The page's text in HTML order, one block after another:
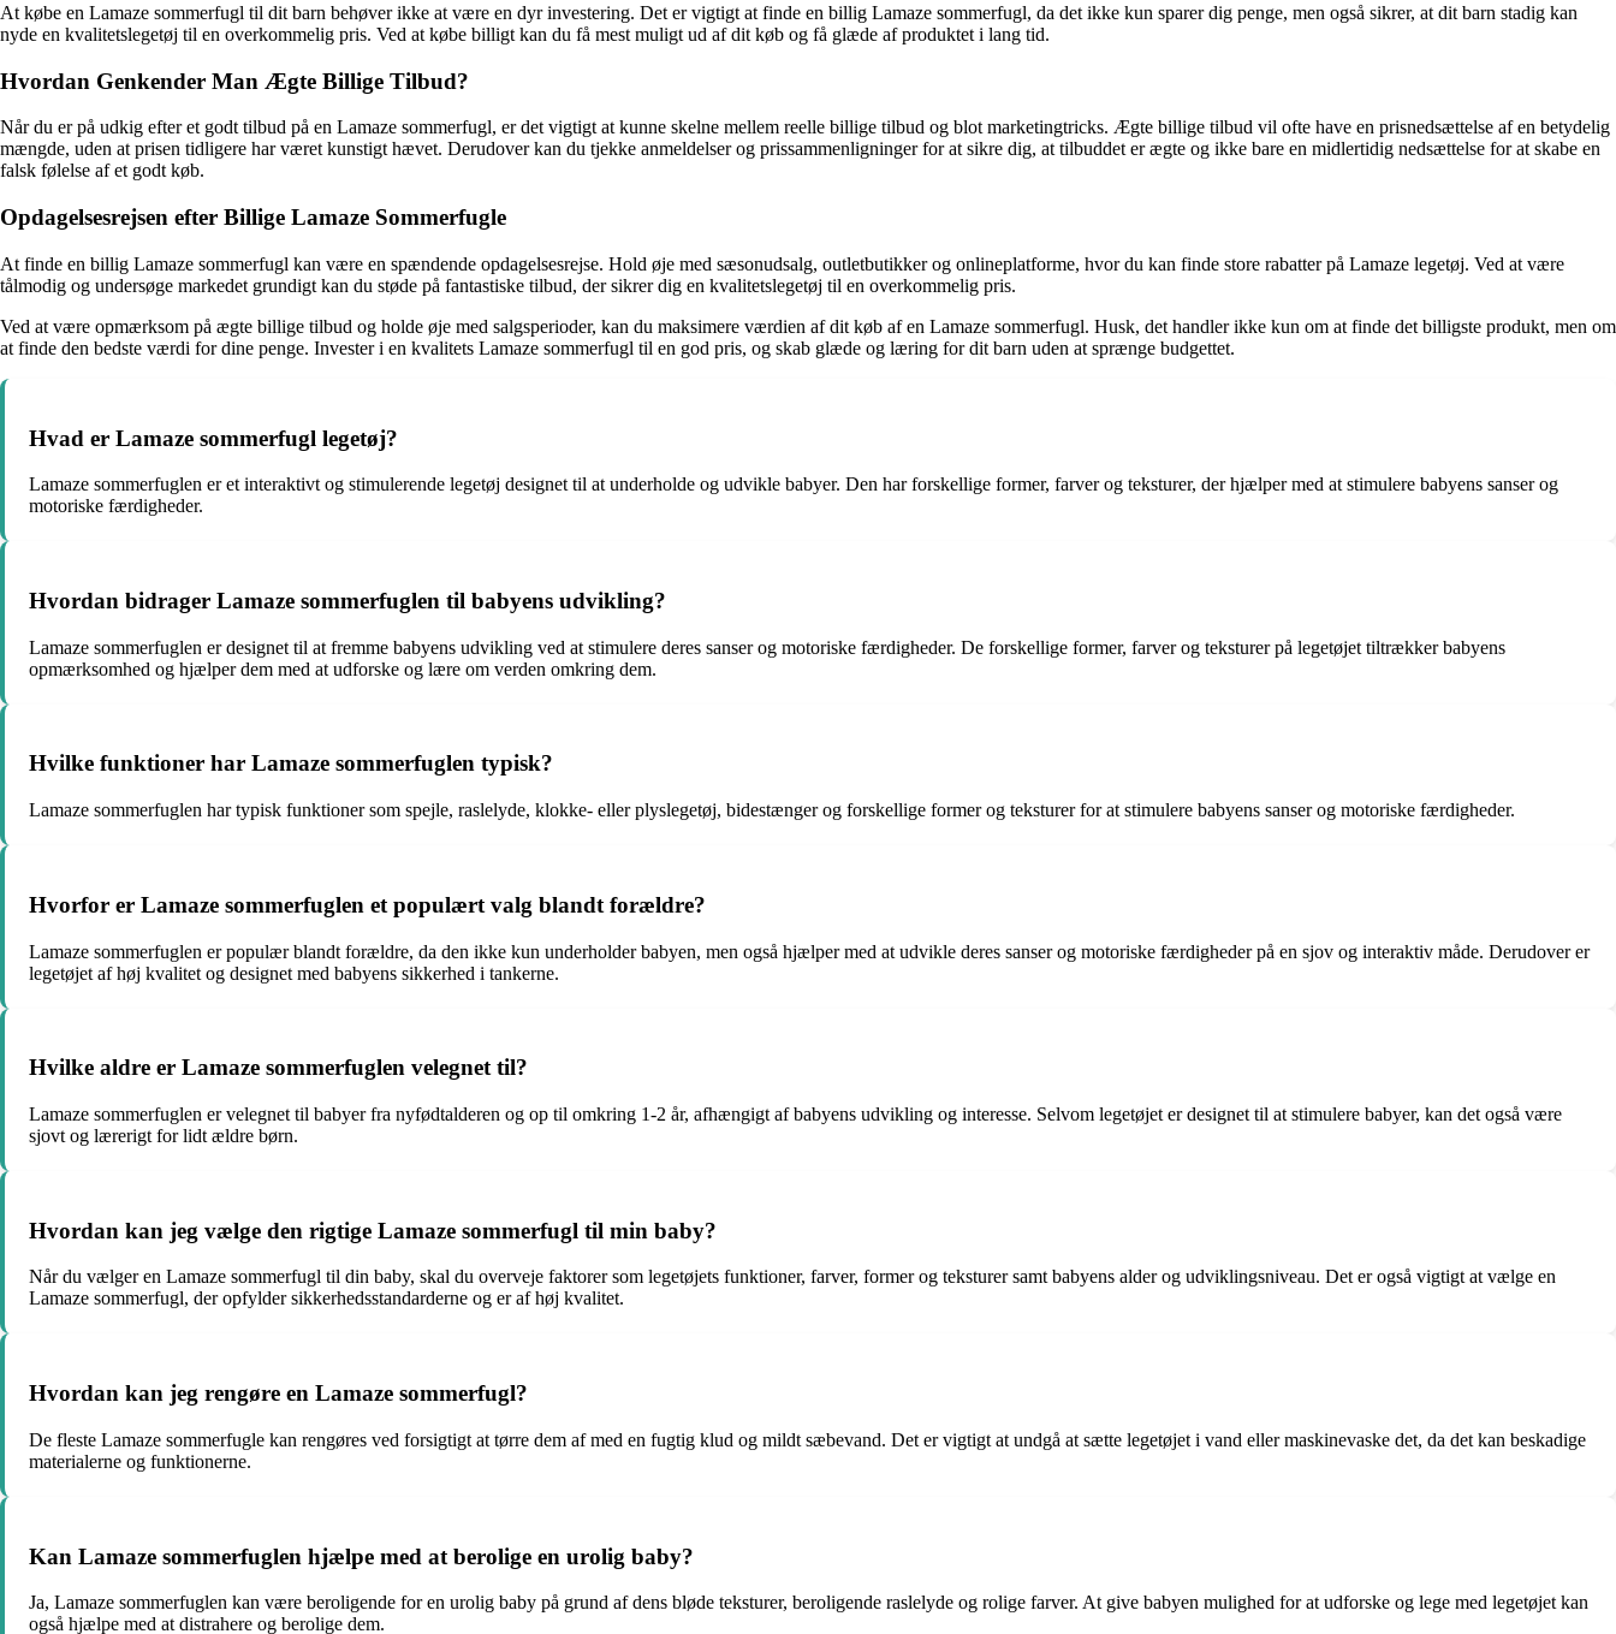
At købe en Lamaze sommerfugl til dit barn behøver ikke at være en dyr investering. Det er vigtigt at finde en billig Lamaze sommerfugl, da det ikke kun sparer dig penge, men også sikrer, at dit barn stadig kan
nyde en kvalitetslegetøj til en overkommelig pris. Ved at købe billigt kan du få mest muligt ud af dit køb og få glæde af produktet i lang tid.
Hvordan Genkender Man Ægte Billige Tilbud?
Når du er på udkig efter et godt tilbud på en Lamaze sommerfugl, er det vigtigt at kunne skelne mellem reelle billige tilbud og blot marketingtricks. Ægte billige tilbud vil ofte have en prisnedsættelse af en betydelig
mængde, uden at prisen tidligere har været kunstigt hævet. Derudover kan du tjekke anmeldelser og prissammenligninger for at sikre dig, at tilbuddet er ægte og ikke bare en midlertidig nedsættelse for at skabe en
falsk følelse af et godt køb.
Opdagelsesrejsen efter Billige Lamaze Sommerfugle
At finde en billig Lamaze sommerfugl kan være en spændende opdagelsesrejse. Hold øje med sæsonudsalg, outletbutikker og onlineplatforme, hvor du kan finde store rabatter på Lamaze legetøj. Ved at være
tålmodig og undersøge markedet grundigt kan du støde på fantastiske tilbud, der sikrer dig en kvalitetslegetøj til en overkommelig pris.
Ved at være opmærksom på ægte billige tilbud og holde øje med salgsperioder, kan du maksimere værdien af dit køb af en Lamaze sommerfugl. Husk, det handler ikke kun om at finde det billigste produkt, men om
at finde den bedste værdi for dine penge. Invester i en kvalitets Lamaze sommerfugl til en god pris, og skab glæde og læring for dit barn uden at sprænge budgettet.
Hvad er Lamaze sommerfugl legetøj?
Lamaze sommerfuglen er et interaktivt og stimulerende legetøj designet til at underholde og udvikle babyer. Den har forskellige former, farver og teksturer, der hjælper med at stimulere babyens sanser og
motoriske færdigheder.
Hvordan bidrager Lamaze sommerfuglen til babyens udvikling?
Lamaze sommerfuglen er designet til at fremme babyens udvikling ved at stimulere deres sanser og motoriske færdigheder. De forskellige former, farver og teksturer på legetøjet tiltrækker babyens
opmærksomhed og hjælper dem med at udforske og lære om verden omkring dem.
Hvilke funktioner har Lamaze sommerfuglen typisk?
Lamaze sommerfuglen har typisk funktioner som spejle, raslelyde, klokke- eller plyslegetøj, bidestænger og forskellige former og teksturer for at stimulere babyens sanser og motoriske færdigheder.
Hvorfor er Lamaze sommerfuglen et populært valg blandt forældre?
Lamaze sommerfuglen er populær blandt forældre, da den ikke kun underholder babyen, men også hjælper med at udvikle deres sanser og motoriske færdigheder på en sjov og interaktiv måde. Derudover er
legetøjet af høj kvalitet og designet med babyens sikkerhed i tankerne.
Hvilke aldre er Lamaze sommerfuglen velegnet til?
Lamaze sommerfuglen er velegnet til babyer fra nyfødtalderen og op til omkring 1-2 år, afhængigt af babyens udvikling og interesse. Selvom legetøjet er designet til at stimulere babyer, kan det også være
sjovt og lærerigt for lidt ældre børn.
Hvordan kan jeg vælge den rigtige Lamaze sommerfugl til min baby?
Når du vælger en Lamaze sommerfugl til din baby, skal du overveje faktorer som legetøjets funktioner, farver, former og teksturer samt babyens alder og udviklingsniveau. Det er også vigtigt at vælge en
Lamaze sommerfugl, der opfylder sikkerhedsstandarderne og er af høj kvalitet.
Hvordan kan jeg rengøre en Lamaze sommerfugl?
De fleste Lamaze sommerfugle kan rengøres ved forsigtigt at tørre dem af med en fugtig klud og mildt sæbevand. Det er vigtigt at undgå at sætte legetøjet i vand eller maskinevaske det, da det kan beskadige
materialerne og funktionerne.
Kan Lamaze sommerfuglen hjælpe med at berolige en urolig baby?
Ja, Lamaze sommerfuglen kan være beroligende for en urolig baby på grund af dens bløde teksturer, beroligende raslelyde og rolige farver. At give babyen mulighed for at udforske og lege med legetøjet kan
også hjælpe med at distrahere og berolige dem.